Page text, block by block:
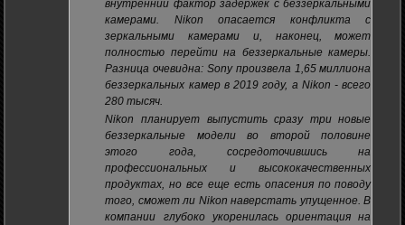
внутренний фактор задержек с беззеркальными
камерами. Nikon опасается конфликта с
зеркальными камерами и, наконец, может
полностью перейти на беззеркальные камеры.
Разница очевидна: Sony произвела 1,65 миллиона
беззеркальных камер в 2019 году, а Nikon - всего
280 тысяч.
Nikon планирует выпустить сразу три новые
беззеркальные модели во второй половине
этого года, сосредоточившись на
профессиональных и высококачественных
продуктах, но все еще есть опасения по поводу
того, сможет ли Nikon наверстать упущенное. В
компании глубоко укоренилась ориентация на